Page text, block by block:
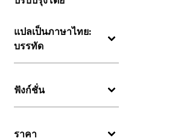
แปลเป็นภาษาไทย:
บรรทัด
ฟังก์ชั่น
ราคา